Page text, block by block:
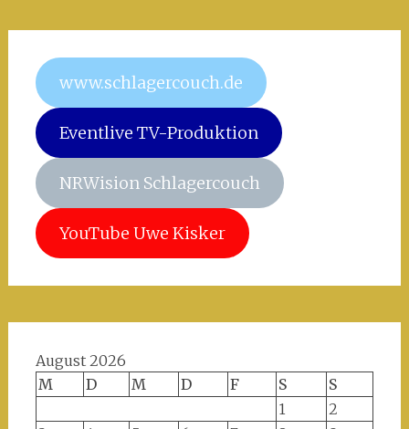
www.schlagercouch.de
Eventlive TV-Produktion
NRWision Schlagercouch
YouTube Uwe Kisker
August 2026
M
D M D F S
S
1
2